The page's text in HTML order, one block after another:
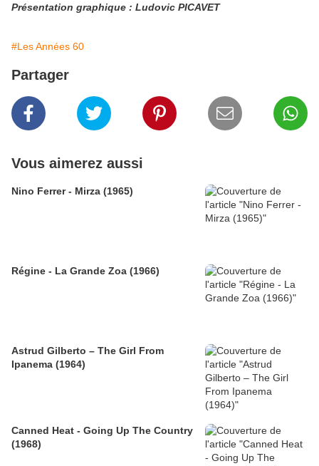
Présentation graphique : Ludovic PICAVET
#Les Années 60
Partager
Vous aimerez aussi
Nino Ferrer - Mirza (1965)
Régine - La Grande Zoa (1966)
Astrud Gilberto – The Girl From
Ipanema (1964)
Canned Heat - Going Up The Country
(1968)